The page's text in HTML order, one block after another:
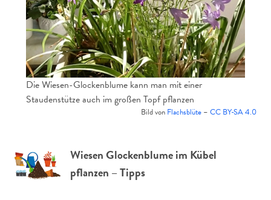
Die Wiesen-Glockenblume kann man mit einer
Staudenstütze auch im großen Topf pflanzen
Bild von Flachsblüte – CC BY-SA 4.0
Wiesen Glockenblume im Kübel
pflanzen – Tipps